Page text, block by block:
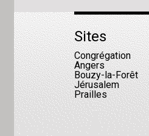
Sites
Congrégation
Angers
Bouzy-la-Forêt
Jérusalem
Prailles